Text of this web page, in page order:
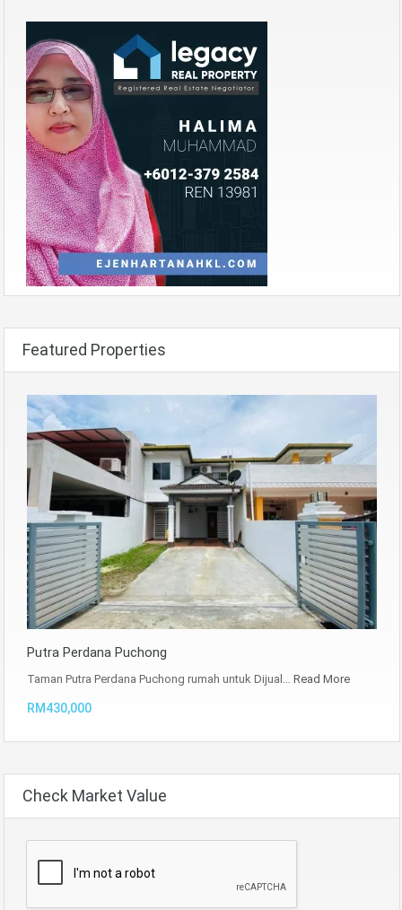
Featured Properties
Putra Perdana Puchong
Taman Putra Perdana Puchong rumah untuk Dijual… Read More
RM430,000
Check Market Value